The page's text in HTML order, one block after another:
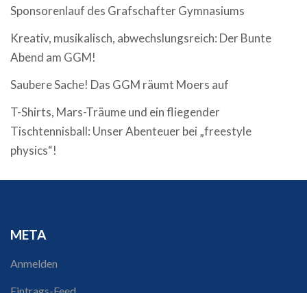
Sponsorenlauf des Grafschafter Gymnasiums
Kreativ, musikalisch, abwechslungsreich: Der Bunte
Abend am GGM!
Saubere Sache! Das GGM räumt Moers auf
T-Shirts, Mars-Träume und ein fliegender
Tischtennisball: Unser Abenteuer bei „freestyle
physics“!
META
Anmelden